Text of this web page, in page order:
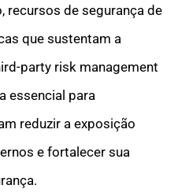
recursos de segurança de
que sustentam a
party risk management
essencial para
reduzir a exposição
e fortalecer sua